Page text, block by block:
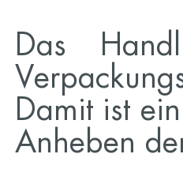
Das
Damit ist
Anheben